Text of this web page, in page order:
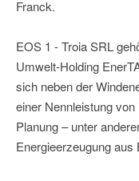
Franck.
EOS 1 - Troia SRL
Umwelt-Holding
sich neben der
einer Nennleistung
Planung – unter
Energieerzeugung